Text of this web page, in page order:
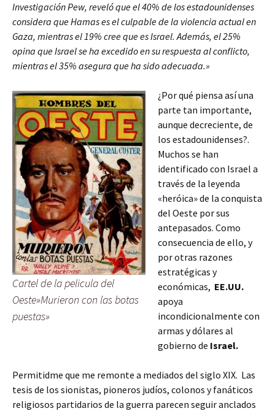
Investigación Pew, reveló que el 40% de los estadounidenses
considera que Hamas es el culpable de la violencia actual en
Gaza, mientras el 19% cree que es Israel. Además, el 25%
opina que Israel se ha excedido en su respuesta al conflicto,
mientras el 35% asegura que ha sido adecuada.»
Cartel de la pelicula del
Oeste»Murieron con las botas
puestas»
¿Por qué piensa así una
parte tan importante,
aunque decreciente, de
los estadounidenses?.
Muchos se han
identificado con Israel a
través de la leyenda
«heróica» de la conquista
del Oeste por sus
antepasados. Como
consecuencia de ello, y
por otras razones
estratégicas y
económicas, EE.UU.
apoya
incondicionalmente con
armas y dólares al
gobierno de Israel.
Permitidme que me remonte a mediados del siglo XIX. Las
tesis de los sionistas, pioneros judíos, colonos y fanáticos
religiosos partidarios de la guerra parecen seguir anclados